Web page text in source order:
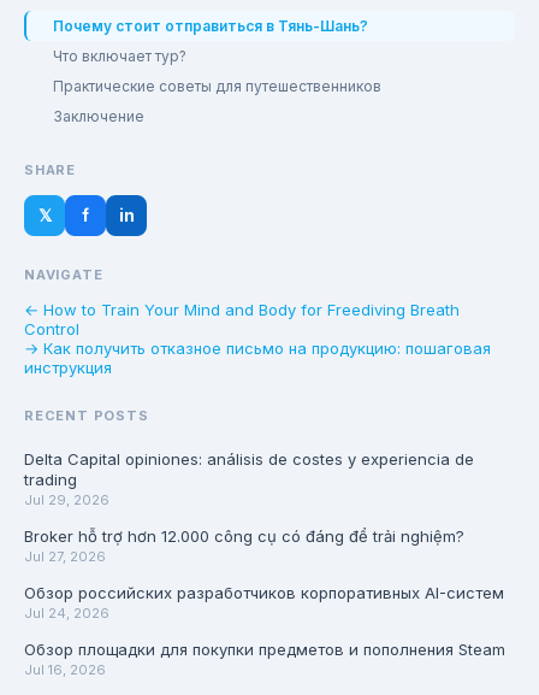
Почему стоит отправиться в Тянь-Шань?
Что включает тур?
Практические советы для путешественников
Заключение
SHARE
𝕏 f in
NAVIGATE
← How to Train Your Mind and Body for Freediving Breath
Control
→ Как получить отказное письмо на продукцию: пошаговая
инструкция
RECENT POSTS
Delta Capital opiniones: análisis de costes y experiencia de
trading
Jul 29, 2026
Broker hỗ trợ hơn 12.000 công cụ có đáng để trải nghiệm?
Jul 27, 2026
Обзор российских разработчиков корпоративных AI-систем
Jul 24, 2026
Обзор площадки для покупки предметов и пополнения Steam
Jul 16, 2026